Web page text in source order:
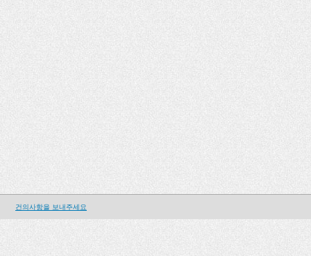
건의사항을 보내주세요